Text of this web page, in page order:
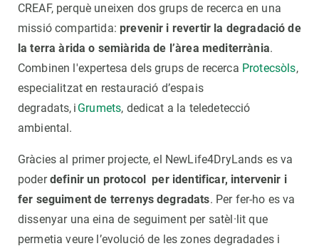
CREAF, perquè uneixen dos grups de recerca en una
missió compartida:prevenir i revertir la degradació de
la terra àrida o semiàrida de l’àrea mediterrània.
Combinen l'expertesa dels grups de recerca Protecsòls,
especialitzat en restauració d’espais
degradats, i Grumets, dedicat a la teledetecció
ambiental.
Gràcies al primer projecte, el NewLife4DryLands es va
poderdefinir un protocol per identificar, intervenir i
fer seguiment de terrenys degradats. Per fer-ho es va
dissenyar una eina de seguiment per satèl·lit que
permetia veure l’evolució de les zones degradades i